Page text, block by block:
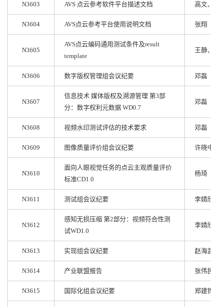
N3603 AVS 点云参考软件平台描述文档 高文、
N3604 AVS点云参考平台使用说明文档 张翔
N3605
AVS点云编码通用测试条件及result
template
王静、
N3606 数字版权管理组会议纪要 邓磊
N3607
信息技术 媒体版权及溯源管理 第3部
分：数字权利元数据 WD0.7
邓磊
N3608 视频水印测试评估的技术要求 邓磊
N3609 图像质量评价组会议纪要 许晓中
N3610
面向人眼视觉任务的点云主观质量评价
标准CD1.0
杨琦
N3611 测试组会议纪要 李婧欣
N3612
感知无损压缩 第2部分：视频符合性测
试WD1.0
李婧欣
N3613 实现组会议纪要 赵海武
N3614 产业联盟报告 张伟民
N3615 国际化组会议纪要 郑建铧